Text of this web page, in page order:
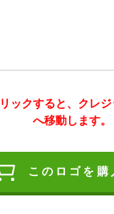
ックすると、クレ
へ移動します。
このロゴを購